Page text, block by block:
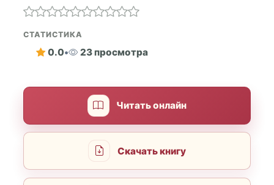
СТАТИСТИКА
0.0• 23 просмотра
Читать онлайн
Скачать книгу